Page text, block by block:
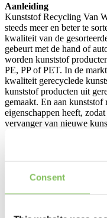
Consent
Aanleiding
Kunststof Recycling Van
steeds meer en beter te
kwaliteit van de
gebeurt met de hand of
worden kunststof
PE, PP of PET. In de
kwaliteit gerecyclede
kunststof producten uit
gemaakt. En aan kunststof
eigenschappen heeft,
vervanger van nieuwe
gescheiden. En
De markt vraagt echter
toepassingen en waarvan